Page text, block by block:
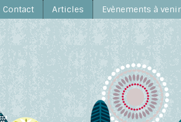
Contact Articles Evènements à venir